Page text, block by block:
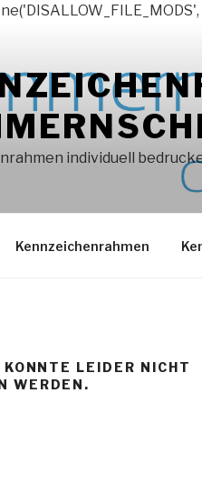
individuell
Kennzeichenrahmen
LEIDER NICHT
WERDEN.